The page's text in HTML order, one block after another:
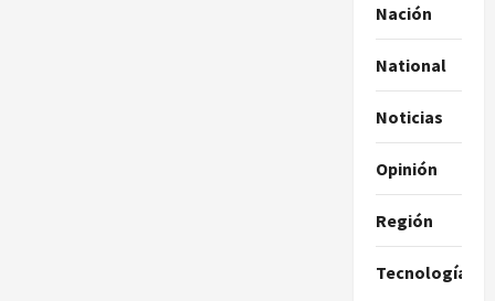
Nación
National
Noticias
Opinión
Región
Tecnología